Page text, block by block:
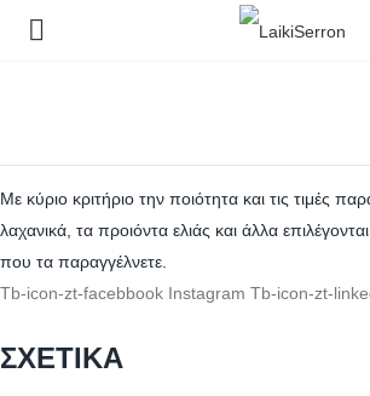
Με κύριο κριτήριο την ποιότητα και τις τιμές
λαχανικά, τα προιόντα ελιάς και άλλα
που τα παραγγέλνετε.
Tb-icon-zt-facebbook Instagram Tb-icon-zt-
ΣΧΕΤΙΚΑ